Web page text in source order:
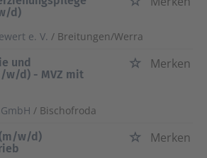
d)
e. V. / Breitungen/Werra
und
w/d) - MVZ mit
Merken
/ Bischofroda
w/d)
Merken